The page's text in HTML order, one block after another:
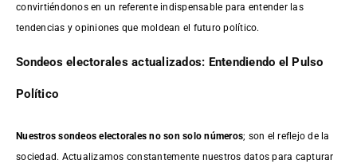
convirtiéndonos en un referente indispensable para entender las
tendencias y opiniones que moldean el futuro político.
Sondeos electorales actualizados: Entendiendo el Pulso
Político
Nuestros sondeos electorales no son solo números; son el reflejo de la
sociedad. Actualizamos constantemente nuestros datos para capturar